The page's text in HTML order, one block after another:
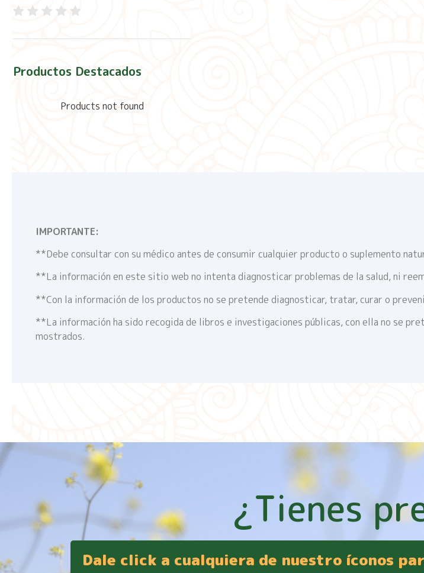
Productos Destacados
Products not found
IMPORTANTE:
**Debe consultar con su médico antes de consumir cualquier producto o suplemento
**La información en este sitio web no intenta diagnosticar problemas de la salud, ni
**Con la información de los productos no se pretende diagnosticar, tratar, curar o
**La información ha sido recogida de libros e investigaciones públicas, con ella no se
mostrados.
¿Tienes
Dale click a cualquiera de nuestro íconos